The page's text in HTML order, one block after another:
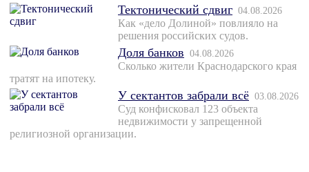
Тектонический сдвиг 04.08.2026
Как «дело Долиной» повлияло на
решения российских судов.
Доля банков 04.08.2026
Сколько жители Краснодарского края
тратят на ипотеку.
У сектантов забрали всё 03.08.2026
Суд конфисковал 123 объекта
недвижимости у запрещенной
религиозной организации.